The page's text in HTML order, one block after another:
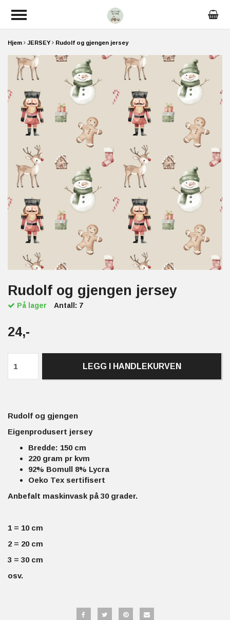
Hjem JERSEY Rudolf og gjengen jersey
Rudolf og gjengen jersey
På lager Antall: 7
24,-
LEGG I HANDLEKURVEN
Rudolf og gjengen
Eigenprodusert jersey
Bredde: 150 cm
220 gram pr kvm
92% Bomull 8% Lycra
Oeko Tex sertifisert
Anbefalt maskinvask på 30 grader.
1 = 10 cm
2 = 20 cm
3 = 30 cm
osv.